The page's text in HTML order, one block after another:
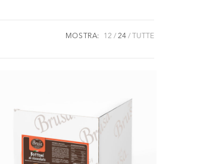
MOSTRA: 12 24 TUTTE